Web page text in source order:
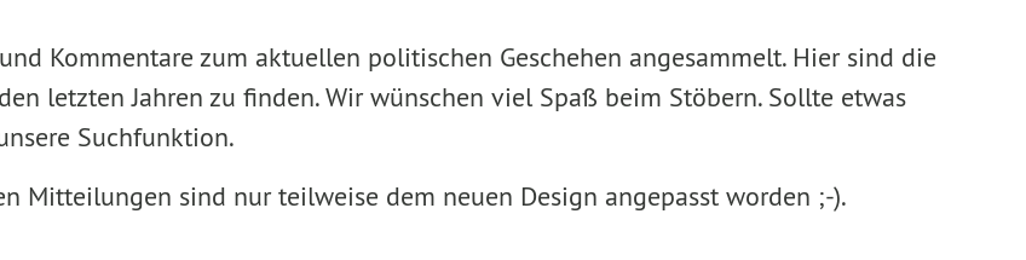
Kommentare zum aktuellen politischen Geschehen angesammelt. Hier sind die
letzten Jahren zu finden. Wir wünschen viel Spaß beim Stöbern. Sollte etwas
Suchfunktion.
Mitteilungen sind nur teilweise dem neuen Design angepasst worden ;-).